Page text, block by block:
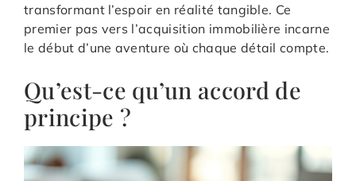
transformant l’espoir en réalité tangible. Ce
premier pas vers l’acquisition immobilière incarne
le début d’une aventure où chaque détail compte.
Qu’est-ce qu’un accord de
principe ?